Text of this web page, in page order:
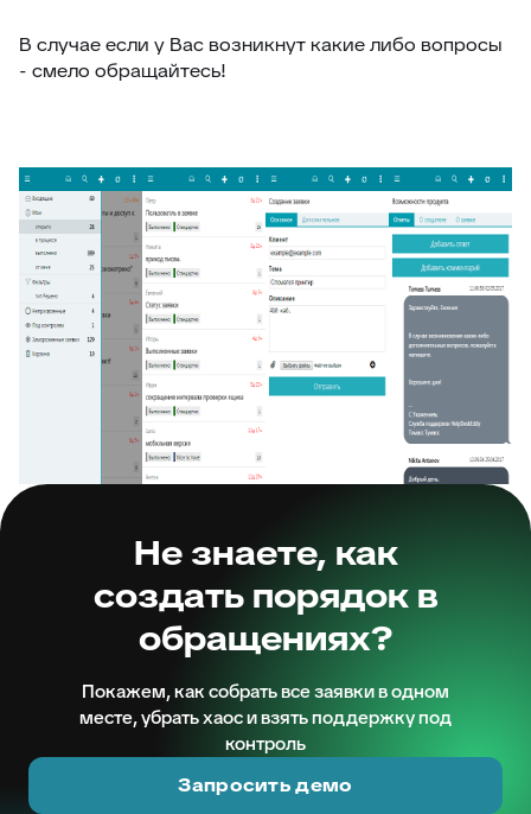
В случае если у Вас возникнут какие либо вопросы
- смело обращайтесь!
Не знаете, как
создать порядок в
обращениях?
Покажем, как собрать все заявки в одном
месте, убрать хаос и взять поддержку под
контроль
Запросить демо